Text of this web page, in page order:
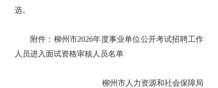
选。
附件：柳州市2026年度事业单位公开考试招聘工作
人员进入面试资格审核人员名单
柳州市人力资源和社会保障局